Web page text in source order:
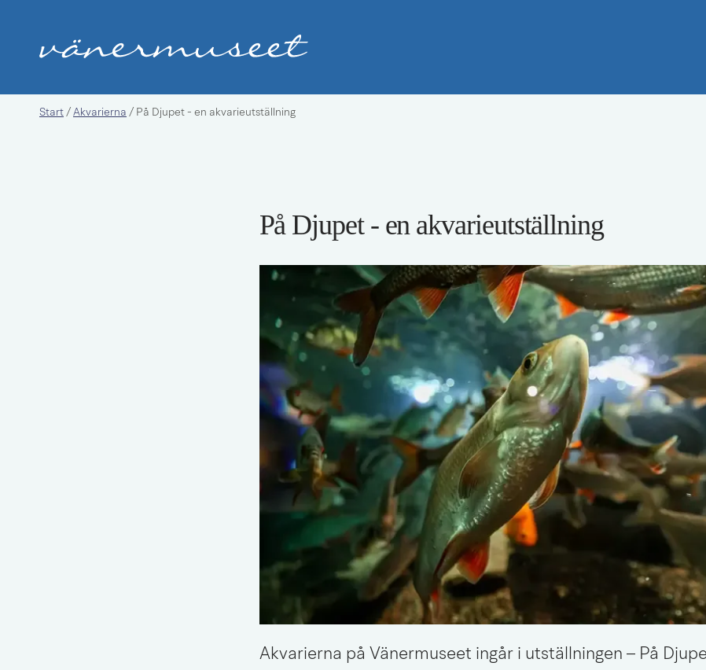
Start / Akvarierna / På Djupet - en akvarieutställning
På Djupet - en akvarieutställning
Akvarierna på Vänermuseet ingår i utställningen – På